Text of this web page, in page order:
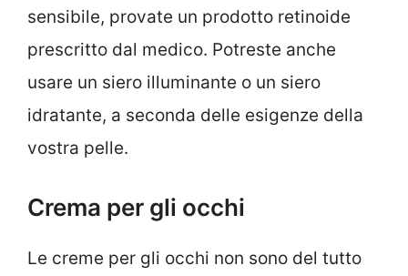
sensibile, provate un prodotto retinoide
prescritto dal medico. Potreste anche
usare un siero illuminante o un siero
idratante, a seconda delle esigenze della
vostra pelle.
Crema per gli occhi
Le creme per gli occhi non sono del tutto